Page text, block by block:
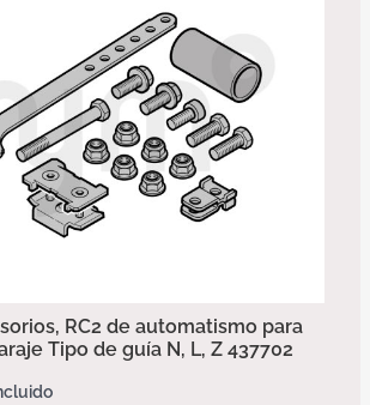
RC2 de automatismo para
Tipo de guía N, L, Z 437702